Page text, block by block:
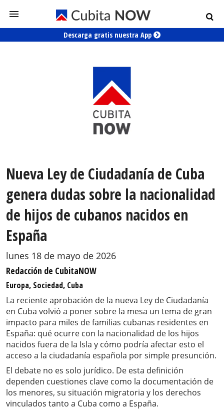
Descarga gratis nuestra App
Nueva Ley de Ciudadanía de Cuba
genera dudas sobre la nacionalidad
de hijos de cubanos nacidos en
España
lunes 18 de mayo de 2026
Redacción de CubitaNOW
Europa, Sociedad, Cuba
La reciente aprobación de la nueva Ley de Ciudadanía
en Cuba volvió a poner sobre la mesa un tema de gran
impacto para miles de familias cubanas residentes en
España: qué ocurre con la nacionalidad de los hijos
nacidos fuera de la Isla y cómo podría afectar esto el
acceso a la ciudadanía española por simple presunción.
El debate no es solo jurídico. De esta definición
dependen cuestiones clave como la documentación de
los menores, su situación migratoria y los derechos
vinculados tanto a Cuba como a España.